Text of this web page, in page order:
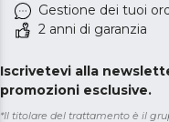
Gestione dei tuoi
2 anni di garanzia
Iscrivetevi alla
promozioni esclusive.
*Il titolare del trattamento è il